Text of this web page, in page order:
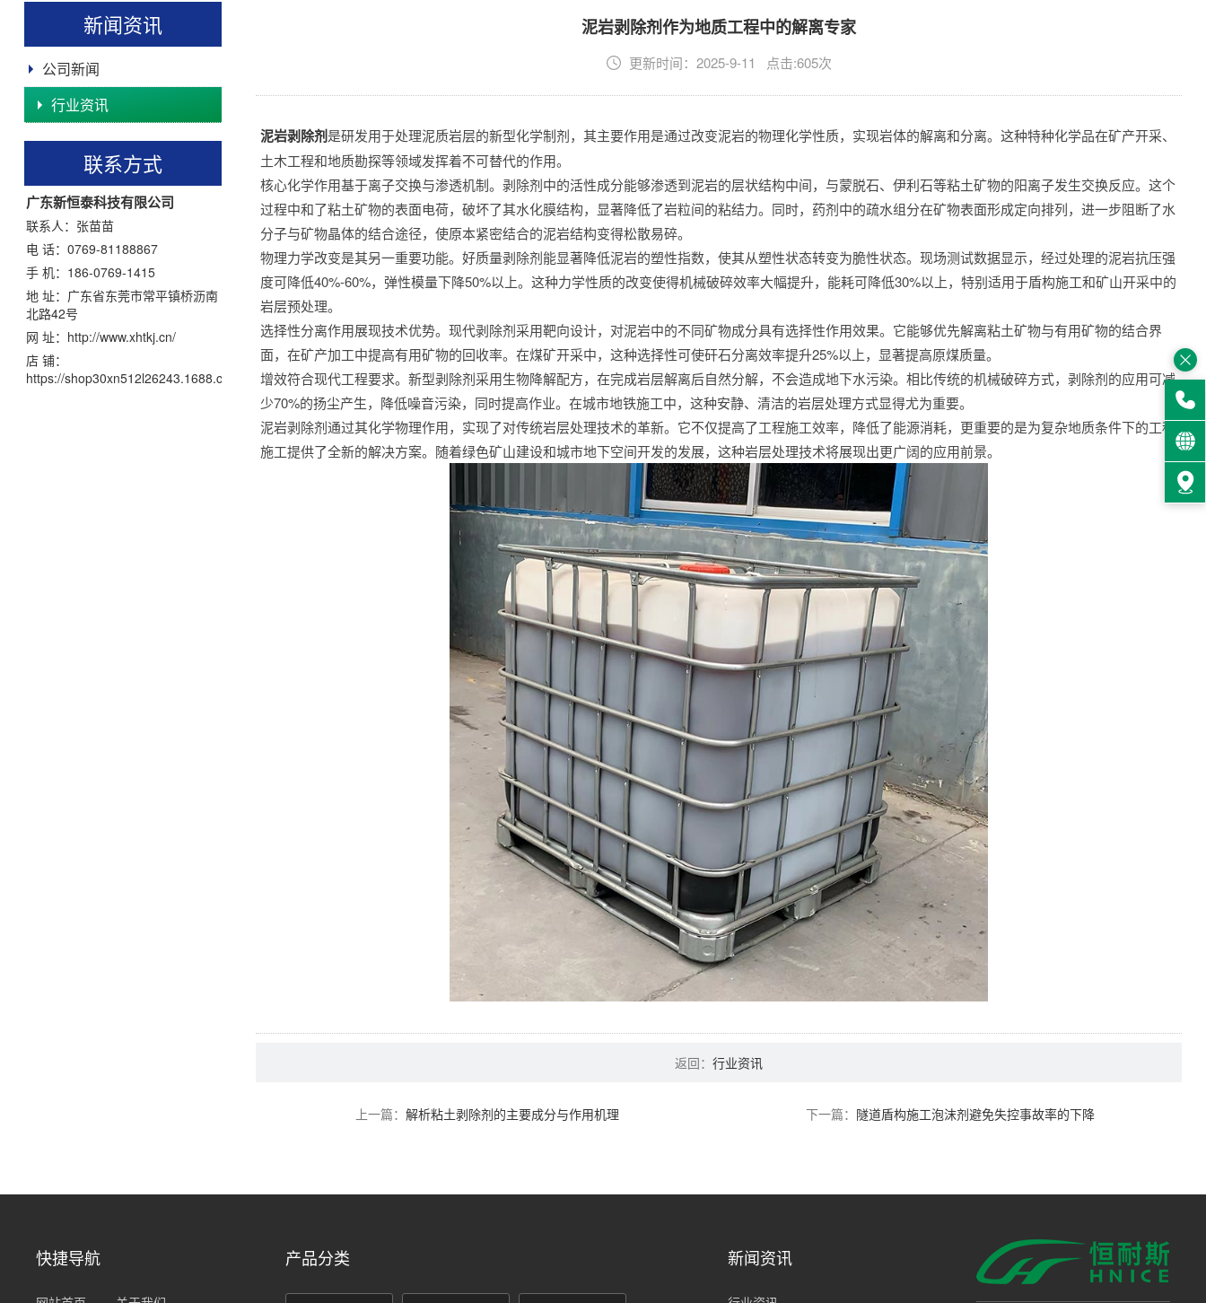
新闻资讯
公司新闻
行业资讯
联系方式
广东新恒泰科技有限公司
联系人：张苗苗
电 话：0769-81188867
手 机：186-0769-1415
地 址：广东省东莞市常平镇桥沥南
北路42号
网 址： http://www.xhtkj.cn/
店 铺：
https://shop30xn512l26243.1688.com/
泥岩剥除剂作为地质工程中的解离专家
更新时间：2025-9-11 点击:605次
泥岩剥除剂是研发用于处理泥质岩层的新型化学制剂，其主要作用是通过改变泥岩的物理化学性质，实现岩体的解离和分离。这种特种化学品在矿产开采、
土木工程和地质勘探等领域发挥着不可替代的作用。
核心化学作用基于离子交换与渗透机制。剥除剂中的活性成分能够渗透到泥岩的层状结构中间，与蒙脱石、伊利石等粘土矿物的阳离子发生交换反应。这个
过程中和了粘土矿物的表面电荷，破坏了其水化膜结构，显著降低了岩粒间的粘结力。同时，药剂中的疏水组分在矿物表面形成定向排列，进一步阻断了水
分子与矿物晶体的结合途径，使原本紧密结合的泥岩结构变得松散易碎。
物理力学改变是其另一重要功能。好质量剥除剂能显著降低泥岩的塑性指数，使其从塑性状态转变为脆性状态。现场测试数据显示，经过处理的泥岩抗压强
度可降低40%-60%，弹性模量下降50%以上。这种力学性质的改变使得机械破碎效率大幅提升，能耗可降低30%以上，特别适用于盾构施工和矿山开采中的
岩层预处理。
选择性分离作用展现技术优势。现代剥除剂采用靶向设计，对泥岩中的不同矿物成分具有选择性作用效果。它能够优先解离粘土矿物与有用矿物的结合界
面，在矿产加工中提高有用矿物的回收率。在煤矿开采中，这种选择性可使矸石分离效率提升25%以上，显著提高原煤质量。
增效符合现代工程要求。新型剥除剂采用生物降解配方，在完成岩层解离后自然分解，不会造成地下水污染。相比传统的机械破碎方式，剥除剂的应用可减
少70%的扬尘产生，降低噪音污染，同时提高作业。在城市地铁施工中，这种安静、清洁的岩层处理方式显得尤为重要。
泥岩剥除剂通过其化学物理作用，实现了对传统岩层处理技术的革新。它不仅提高了工程施工效率，降低了能源消耗，更重要的是为复杂地质条件下的工程
施工提供了全新的解决方案。随着绿色矿山建设和城市地下空间开发的发展，这种岩层处理技术将展现出更广阔的应用前景。
返回：行业资讯
上一篇： 解析粘土剥除剂的主要成分与作用机理 下一篇： 隧道盾构施工泡沫剂避免失控事故率的下降
快捷导航 产品分类 新闻资讯